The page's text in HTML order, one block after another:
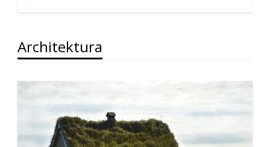
Architektura